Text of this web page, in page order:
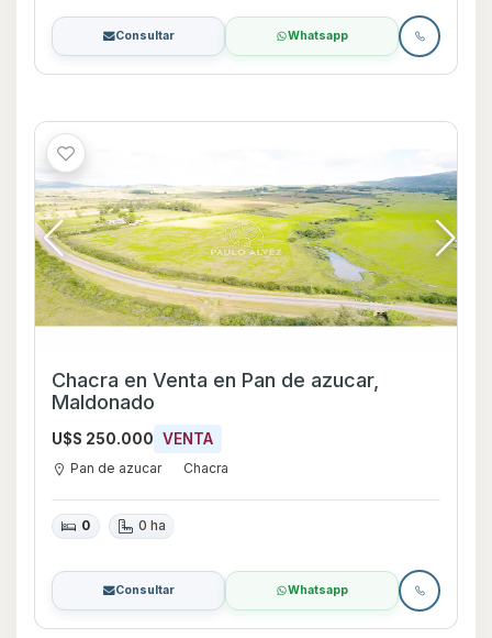
Consultar Whatsapp
Chacra en Venta en Pan de azucar,
Maldonado
U$S 250.000 VENTA
Pan de azucar Chacra
0 0 ha
Consultar Whatsapp